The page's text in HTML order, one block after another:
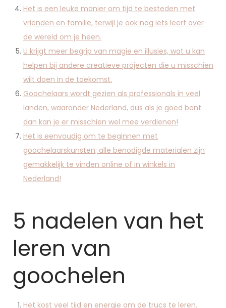
Het is een leuke manier om tijd te besteden met
vrienden en familie, terwijl je ook nog iets leert over
de wereld om je heen.
U krijgt meer begrip van magie en illusies, wat u kan
helpen bij andere creatieve projecten die u misschien
wilt doen in de toekomst.
Goochelaars wordt gezien als professionals in veel
landen, waaronder Nederland, dus als je goed bent
dan kan je er misschien wel mee verdienen!
Het is eenvoudig om te beginnen met
goochelaarskunsten; alle benodigde materialen zijn
gemakkelijk te vinden online of in winkels in
Nederland!
5 nadelen van het
leren van
goochelen
Het kost veel tijd en energie om de trucs te leren.